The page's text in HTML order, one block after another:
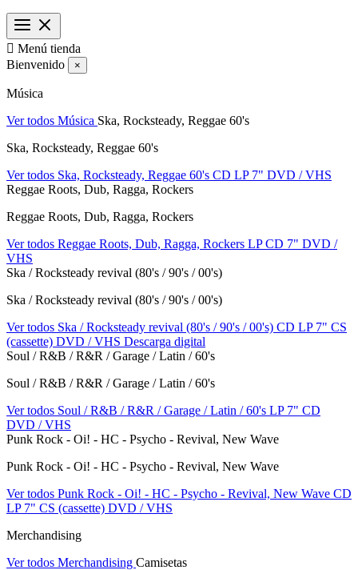
 Menú tienda
Bienvenido
×
Música
Ver todos Música Ska, Rocksteady, Reggae 60's
Ska, Rocksteady, Reggae 60's
Ver todos Ska, Rocksteady, Reggae 60's CD LP 7" DVD / VHS
Reggae Roots, Dub, Ragga, Rockers
Reggae Roots, Dub, Ragga, Rockers
Ver todos Reggae Roots, Dub, Ragga, Rockers LPCD 7" DVD /
VHS
Ska / Rocksteady revival (80's / 90's / 00's)
Ska / Rocksteady revival (80's / 90's / 00's)
Ver todos Ska / Rocksteady revival (80's / 90's / 00's) CD LP 7" CS
(cassette) DVD / VHS Descarga digital
Soul / R&B / R&R / Garage / Latin / 60's
Soul / R&B / R&R / Garage / Latin / 60's
Ver todos Soul / R&B / R&R / Garage / Latin / 60's LP 7" CD
DVD / VHS
Punk Rock - Oi! - HC - Psycho - Revival, New Wave
Punk Rock - Oi! - HC - Psycho - Revival, New Wave
Ver todos Punk Rock - Oi! - HC - Psycho - Revival, New Wave CD
LP 7" CS (cassette) DVD / VHS
Merchandising
Ver todos Merchandising Camisetas